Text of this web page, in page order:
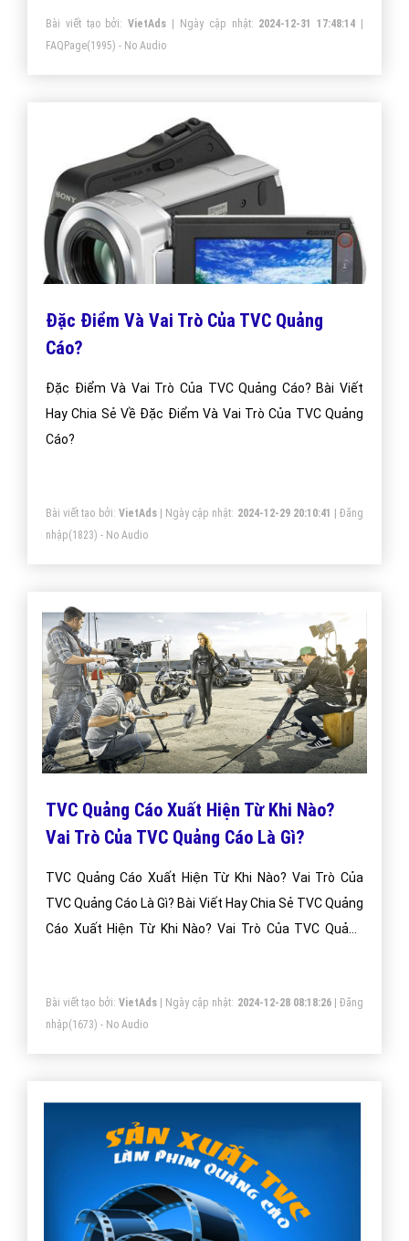
Bài viết tạo bởi:VietAds | Ngày cập nhật: 2024-12-31 17:48:14 |
FAQPage(1995) - No Audio
Đặc Điểm Và Vai Trò Của TVC Quảng
Cáo?
Đặc Điểm Và Vai Trò Của TVC Quảng Cáo? Bài Viết
Hay Chia Sẻ Về Đặc Điểm Và Vai Trò Của TVC Quảng
Cáo?
Bài viết tạo bởi: VietAds| Ngày cập nhật: 2024-12-29 20:10:41 |Đăng
nhập(1823) - No Audio
TVC Quảng Cáo Xuất Hiện Từ Khi Nào?
Vai Trò Của TVC Quảng Cáo Là Gì?
TVC Quảng Cáo Xuất Hiện Từ Khi Nào? Vai Trò Của
TVC Quảng Cáo Là Gì? Bài Viết Hay Chia Sẻ TVC Quảng
Cáo Xuất Hiện Từ Khi Nào? Vai Trò Của TVC Quảng
Bài viết tạo bởi: VietAds| Ngày cập nhật: 2024-12-28 08:18:26|Đăng
nhập(1673) - No Audio